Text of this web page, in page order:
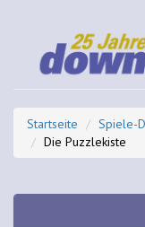
Startseite Spiele-
Die Puzzlekiste